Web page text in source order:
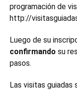
programación de
http://
Luego de su
confirmando su
pasos.
Las visitas guiadas